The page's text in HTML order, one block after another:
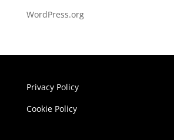
WordPress.org
Privacy Policy
Cookie Policy